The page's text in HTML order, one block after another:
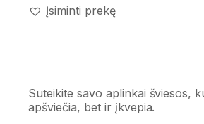
Įsiminti prekę
Suteikite savo aplinkai šviesos,
apšviečia, bet ir įkvepia.